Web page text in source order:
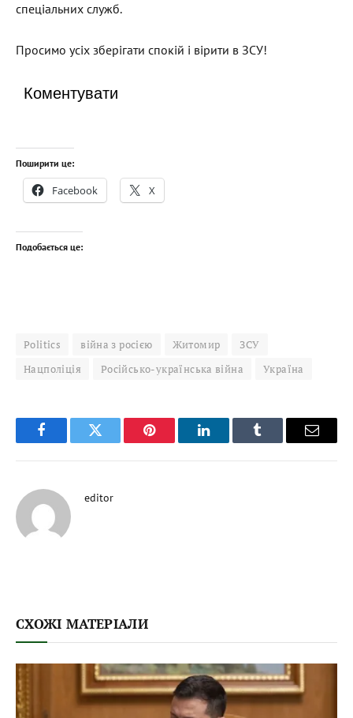
спеціальних служб.
Просимо усіх зберігати спокій і вірити в ЗСУ!
Коментувати
Поширити це:
Facebook X
Подобається це:
Politics війна з росією Житомир
ЗСУ
Нацполіція
Російсько-українська війна Україна
FacebookTwitter Pinterest LinkedInTumblr Email
editor
СХОЖІ МАТЕРІАЛИ